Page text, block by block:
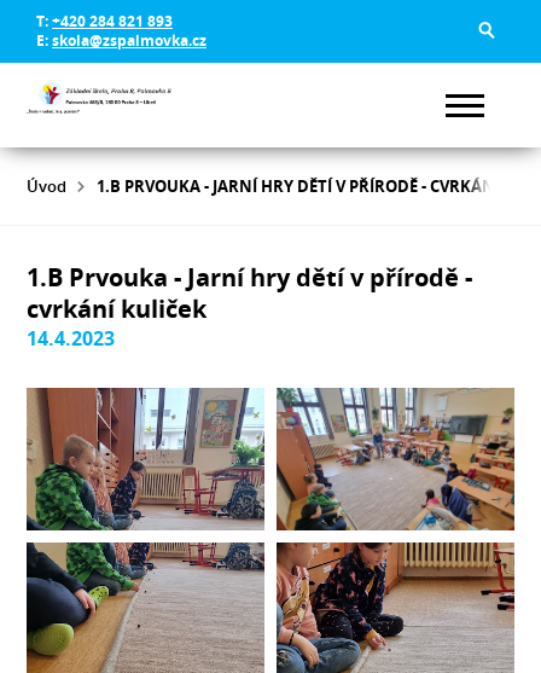
T:+420 284 821 893
E:skola@zspalmovka.cz
Úvod 1.B PRVOUKA - JARNÍ HRY DĚTÍ V PŘÍRODĚ - CVRKÁNÍ
1.B Prvouka - Jarní hry dětí v přírodě -
cvrkání kuliček
14.4.2023